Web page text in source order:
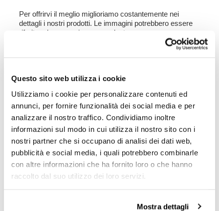
Questo sito web utilizza i cookie
Utilizziamo i cookie per personalizzare contenuti ed
annunci, per fornire funzionalità dei social media e per
analizzare il nostro traffico. Condividiamo inoltre
informazioni sul modo in cui utilizza il nostro sito con i
nostri partner che si occupano di analisi dei dati web,
pubblicità e social media, i quali potrebbero combinarle
con altre informazioni che ha fornito loro o che hanno
raccolto dal suo utilizzo dei loro servizi.
Mostra dettagli
Per offrirvi il meglio miglioriamo costantemente nei
dettagli i nostri prodotti. Le immagini potrebbero essere
riferite ad una versione precedente.
RICHIEDI INFORMAZIONI
OPINIONE DEI CLIENTI
Devi accedere per poter scrivere la tua opinione.
06/03/2021Simone